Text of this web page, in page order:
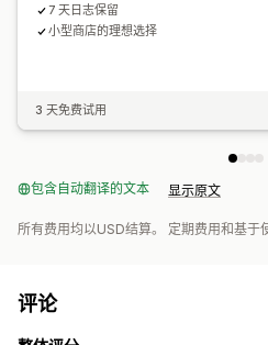
7 天日志保留
小型商店的理想选择
3 天免费试用
包含自动翻译的文本 显示原文
所有费用均以USD结算。 定期费用和基于
评论